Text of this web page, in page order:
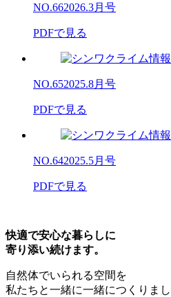
NO.662026.3月号
PDFで見る
NO.652025.8月号
PDFで見る
NO.642025.5月号
PDFで見る
快適で安心な暮らしに
寄り添い続けます。
自然体でいられる空間を
私たちと一緒に一緒につくりまし